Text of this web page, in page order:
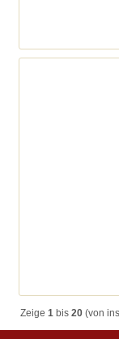
Zeige 1 bis 20 (von